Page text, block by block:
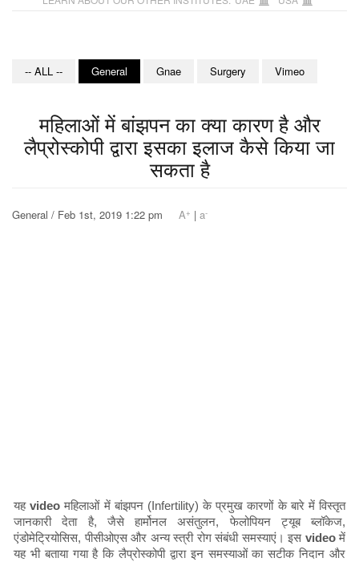
-- ALL -- General Gnae Surgery Vimeo
महिलाओं में बांझपन का क्या कारण है और
लैप्रोस्कोपी द्वारा इसका इलाज कैसे किया जा
सकता है
General / Feb 1st, 2019 1:22 pm A+ | a-
यहvideo महिलाओं में बांझपन (Infertility) के प्रमुख कारणों के बारे में विस्तृत
जानकारी देता है, जैसे हार्मोनल असंतुलन, फेलोपियन ट्यूब ब्लॉकेज,
एंडोमेट्रियोसिस, पीसीओएस और अन्य स्त्री रोग संबंधी समस्याएं। इस videoमें
यह भी बताया गया है कि लैप्रोस्कोपी द्वारा इन समस्याओं का सटीक निदान और